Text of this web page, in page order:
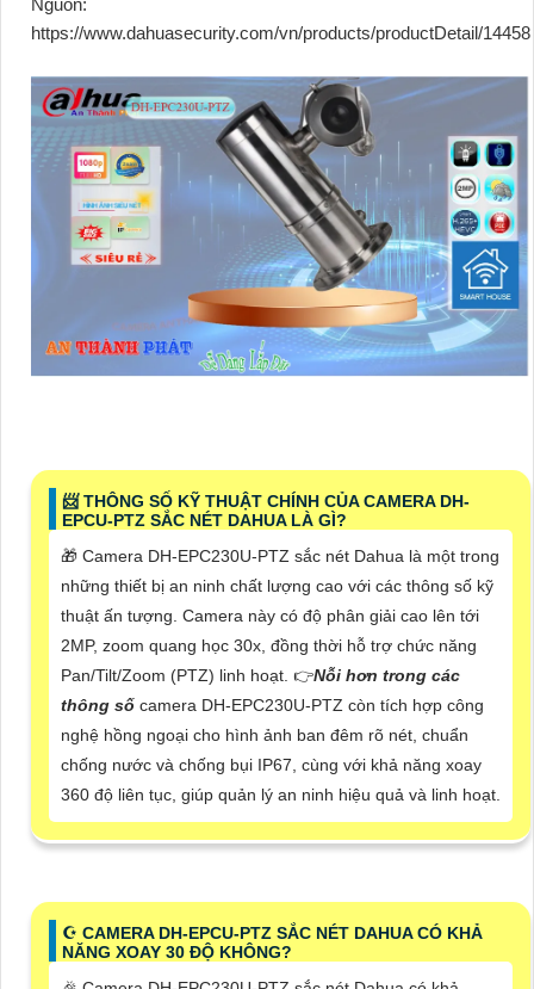
Nguồn:
https://www.dahuasecurity.com/vn/products/productDetail/14458
📨 THÔNG SỐ KỸ THUẬT CHÍNH CỦA CAMERA DH-
EPCU-PTZ SẮC NÉT DAHUA LÀ GÌ?
🎁 Camera DH-EPC230U-PTZ sắc nét Dahua là một trong
những thiết bị an ninh chất lượng cao với các thông số kỹ
thuật ấn tượng. Camera này có độ phân giải cao lên tới
2MP, zoom quang học 30x, đồng thời hỗ trợ chức năng
Pan/Tilt/Zoom (PTZ) linh hoạt. 👉Nỗi hơn trong các
thông số camera DH-EPC230U-PTZ còn tích hợp công
nghệ hồng ngoại cho hình ảnh ban đêm rõ nét, chuẩn
chống nước và chống bụi IP67, cùng với khả năng xoay
360 độ liên tục, giúp quản lý an ninh hiệu quả và linh hoạt.
☪ CAMERA DH-EPCU-PTZ SẮC NÉT DAHUA CÓ KHẢ
NĂNG XOAY 30 ĐỘ KHÔNG?